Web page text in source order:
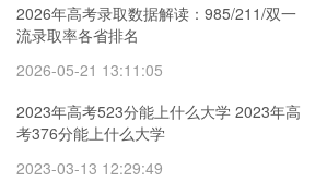
2026年高考录取数据解读：985/211/双一
流录取率各省排名
2026-05-21 13:11:05
2023年高考523分能上什么大学 2023年高
考376分能上什么大学
2023-03-13 12:29:49